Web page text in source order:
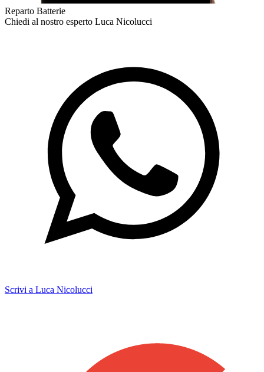
Reparto Batterie
Chiedi al nostro esperto Luca Nicolucci
Scrivi a Luca Nicolucci